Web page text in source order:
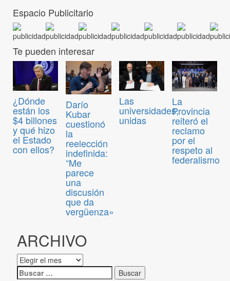
Espacio Publicitario
Te pueden interesar
¿Dónde
están los
$4 billones
y qué hizo
el Estado
con ellos?
Darío
Kubar
cuestionó
la
reelección
indefinida:
“Me
parece
una
discusión
que da
vergüenza»
Las
universidades,
unidas
La
Provincia
reiteró el
reclamo
por el
respeto al
federalismo
ARCHIVO